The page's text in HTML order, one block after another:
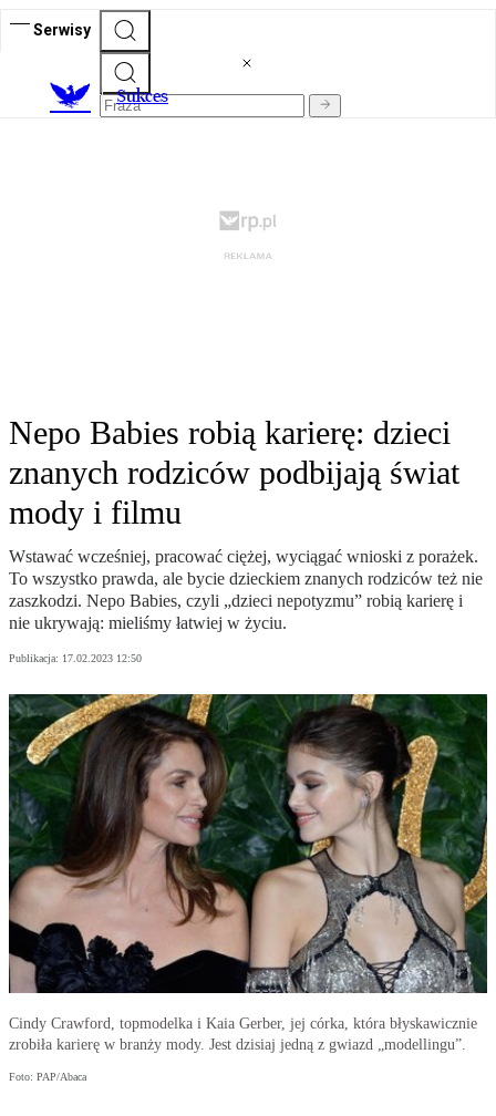
Serwisy
Sukces
Nepo Babies robią karierę: dzieci
znanych rodziców podbijają świat
mody i filmu
Wstawać wcześniej, pracować ciężej, wyciągać wnioski z porażek.
To wszystko prawda, ale bycie dzieckiem znanych rodziców też nie
zaszkodzi. Nepo Babies, czyli „dzieci nepotyzmu” robią karierę i
nie ukrywają: mieliśmy łatwiej w życiu.
Publikacja: 17.02.2023 12:50
Cindy Crawford, topmodelka i Kaia Gerber, jej córka, która błyskawicznie
zrobiła karierę w branży mody. Jest dzisiaj jedną z gwiazd „modellingu”.
Foto: PAP/Abaca